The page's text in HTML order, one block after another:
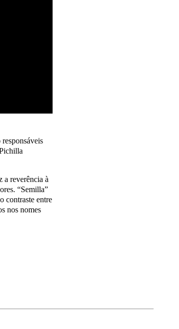
a reverência à
“Semilla”
contraste entre
nos nomes